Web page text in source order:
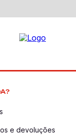
e devoluções